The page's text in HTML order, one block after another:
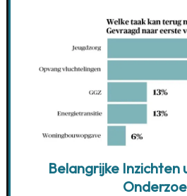
Belangrijke Inzichten